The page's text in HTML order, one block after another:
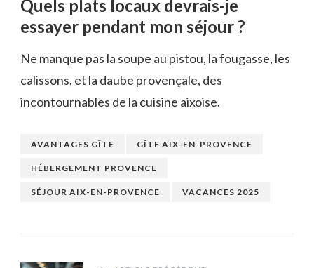
Quels plats locaux devrais-je
essayer pendant mon séjour ?
Ne manque pas la soupe au pistou, la fougasse, les
calissons, et la daube provençale, des
incontournables de la cuisine aixoise.
AVANTAGES GÎTE GÎTE AIX-EN-PROVENCE
HÉBERGEMENT PROVENCE
SÉJOUR AIX-EN-PROVENCE VACANCES 2025